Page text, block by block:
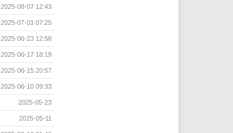
2025-08-07 12:43
2025-07-01 07:25
2025-06-23 12:58
2025-06-17 18:19
2025-06-15 20:57
2025-06-10 09:33
2025-05-23
2025-05-11